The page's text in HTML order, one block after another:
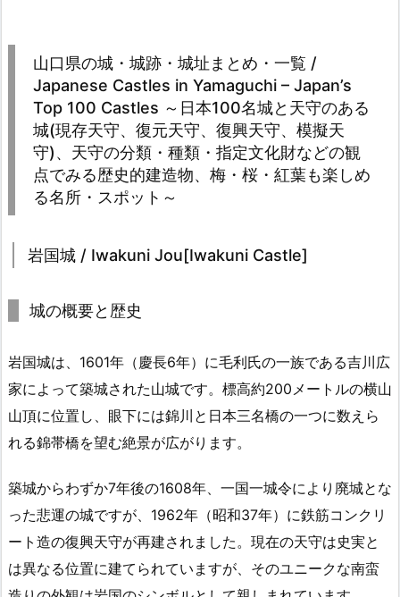
山口県の城・城跡・城址まとめ・一覧 /
Japanese Castles in Yamaguchi – Japan’s
Top 100 Castles ～日本100名城と天守のある
城(現存天守、復元天守、復興天守、模擬天
守)、天守の分類・種類・指定文化財などの観
点でみる歴史的建造物、梅・桜・紅葉も楽しめ
る名所・スポット～
岩国城 / Iwakuni Jou[Iwakuni Castle]
城の概要と歴史
岩国城は、1601年（慶長6年）に毛利氏の一族である吉川広
家によって築城された山城です。標高約200メートルの横山
山頂に位置し、眼下には錦川と日本三名橋の一つに数えら
れる錦帯橋を望む絶景が広がります。
築城からわずか7年後の1608年、一国一城令により廃城とな
った悲運の城ですが、1962年（昭和37年）に鉄筋コンクリ
ート造の復興天守が再建されました。現在の天守は史実と
は異なる位置に建てられていますが、そのユニークな南蛮